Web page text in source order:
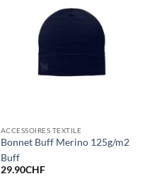
ACCESSOIRES TEXTILE
Bonnet Buff Merino 125g/m2
Buff
29.90CHF